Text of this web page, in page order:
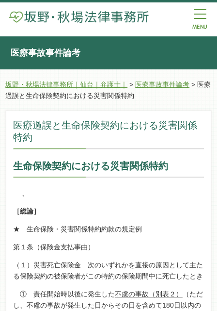
医療事故事件論考
坂野・秋場法律事務所｜仙台｜弁護士｜ > 医療事故事件論考 > 医療
過誤と生命保険契約における災害関係特約
医療過誤と生命保険契約における災害関係
特約
生命保険契約における災害関係特約
、
［総論］
★ 生命保険・災害関係特約約款の規定例
第１条（保険金支払事由）
（１）災害死亡保険金 次のいずれかを直接の原因として主た
る保険契約の被保険者がこの特約の保険期間中に死亡したとき
① 責任開始時以後に発生した不慮の事故（別表２）
（ただ
し、不慮の事故が発生した日からその日を含めて180日以内の